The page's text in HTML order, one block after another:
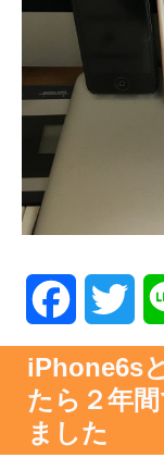
a
c
e
w
i
iPhone6s
たら２年
ました